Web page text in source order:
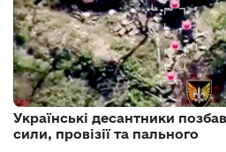
Українські десантники
сили, провізії та пального